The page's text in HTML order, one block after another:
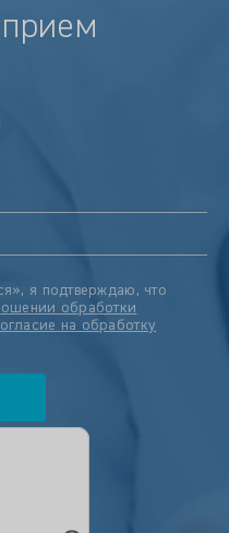
я подтверждаю, что
обработки
на обработку